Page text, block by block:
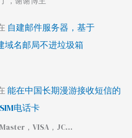
自建邮件服务器，基于
域名邮局不进垃圾箱
能在中国长期漫游接收短信的
电话卡
，VISA，JC…